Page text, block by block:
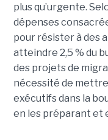
plus qu’urgente.
dépenses
pour résister à des
atteindre 2,5 % du
des projets de
nécessité de
exécutifs dans la
en les préparant et